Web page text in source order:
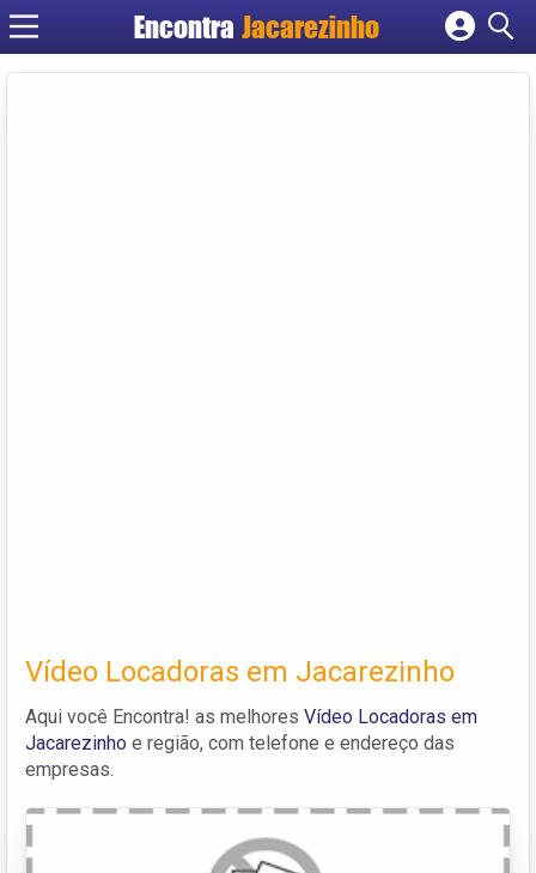
Encontra Jacarezinho
Cadastrar empresa
Vídeo Locadoras em Jacarezinho
Aqui você Encontra! as melhores Vídeo Locadoras em
Jacarezinho e região, com telefone e endereço das
empresas.